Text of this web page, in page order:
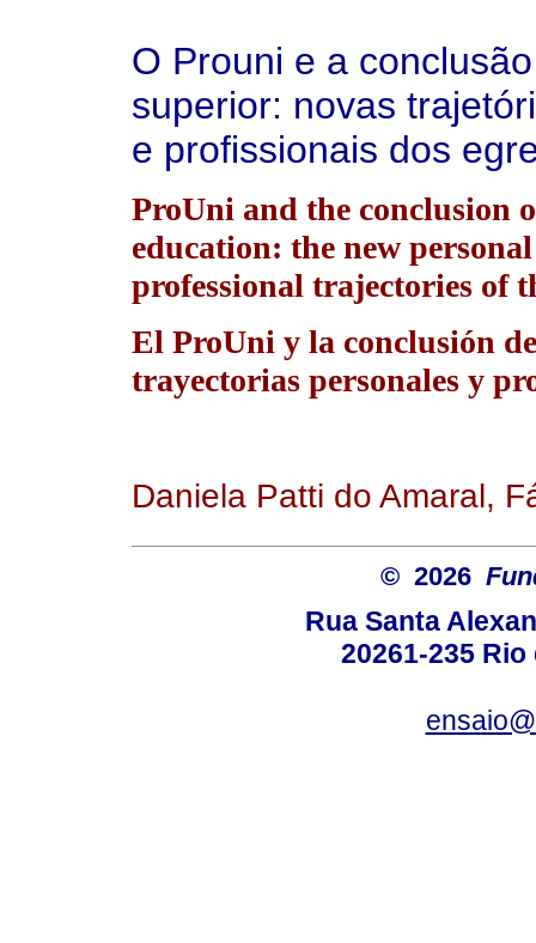
O Prouni e a
superior: novas
e profissionais dos
ProUni and the conclusion
education: the new
professional trajectories of
El ProUni y la conclusión
trayectorias personales y
Daniela Patti do Amaral,
© 2026
Rua Santa
20261-235